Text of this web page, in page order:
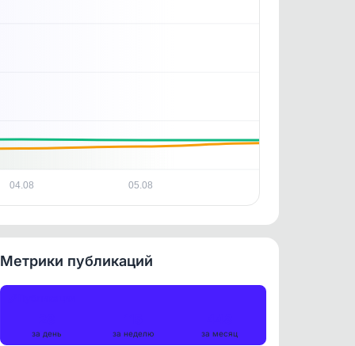
04.08 05.08
Метрики публикаций
за день за неделю за месяц